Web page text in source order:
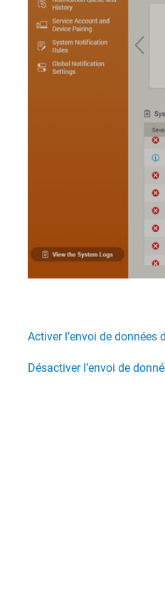
Activer l’envoi de données
Désactiver l’envoi de